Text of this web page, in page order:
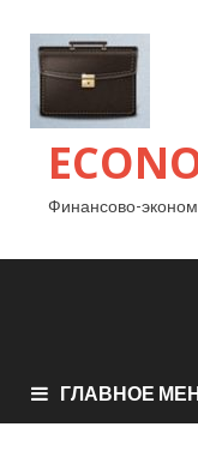
Финансово-
ГЛАВНОЕ